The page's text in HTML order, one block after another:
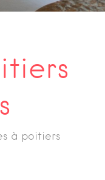
à poitiers